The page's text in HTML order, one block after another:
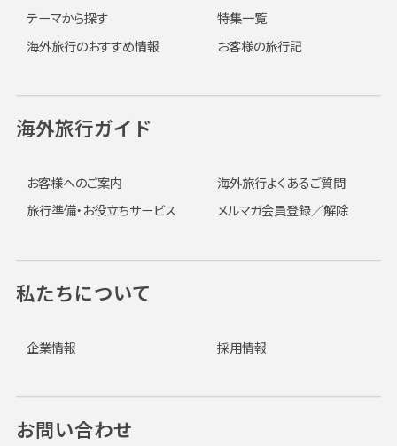
テーマから探す
特集一覧
海外旅行のおすすめ情報
お客様の旅行記
海外旅行ガイド
お客様へのご案内
海外旅行よくあるご質問
旅行準備・お役立ちサービス
メルマガ会員登録／解除
私たちについて
企業情報 採用情報
お問い合わせ